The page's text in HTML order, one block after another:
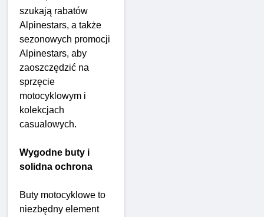
szukają rabatów
Alpinestars, a także
sezonowych promocji
Alpinestars, aby
zaoszczędzić na
sprzęcie
motocyklowym i
kolekcjach
casualowych.
Wygodne buty i
solidna ochrona
Buty motocyklowe to
niezbędny element